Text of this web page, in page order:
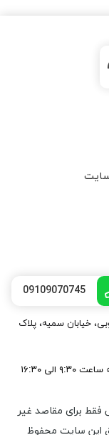
09109070745
خیابان سمیه، پلاک
فقط برای مقاصد غیر
اين سايت محفوظ